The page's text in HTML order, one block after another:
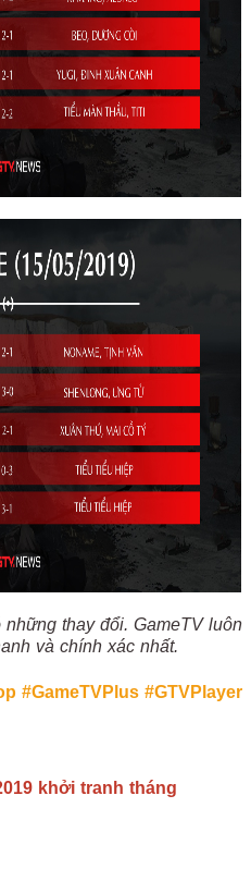
thay đổi. GameTV luôn
và chính xác nhất.
#GameTVPlus #GTVPlayer
khởi tranh tháng